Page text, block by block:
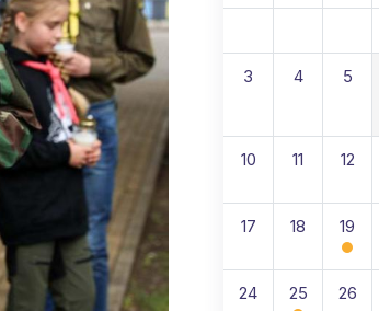
3 4 5
10 11 12
17 18 19
24 25 26